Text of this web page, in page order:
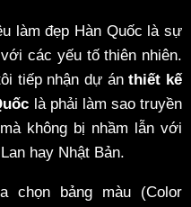
làm đẹp Hàn Quốc là sự
các yếu tố thiên nhiên.
tiếp nhận dự ánthiết kế
là phải làm sao truyền
không bị nhầm lẫn với
hay Nhật Bản.
chọn bảng màu (Color